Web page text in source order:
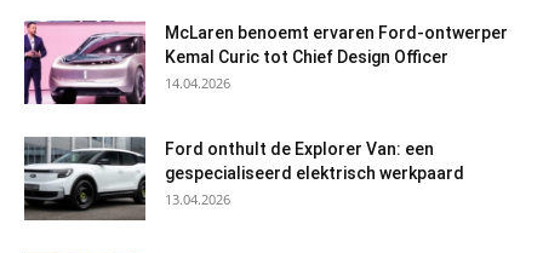
McLaren benoemt ervaren Ford-ontwerper
Kemal Curic tot Chief Design Officer
14.04.2026
Ford onthult de Explorer Van: een
gespecialiseerd elektrisch werkpaard
13.04.2026